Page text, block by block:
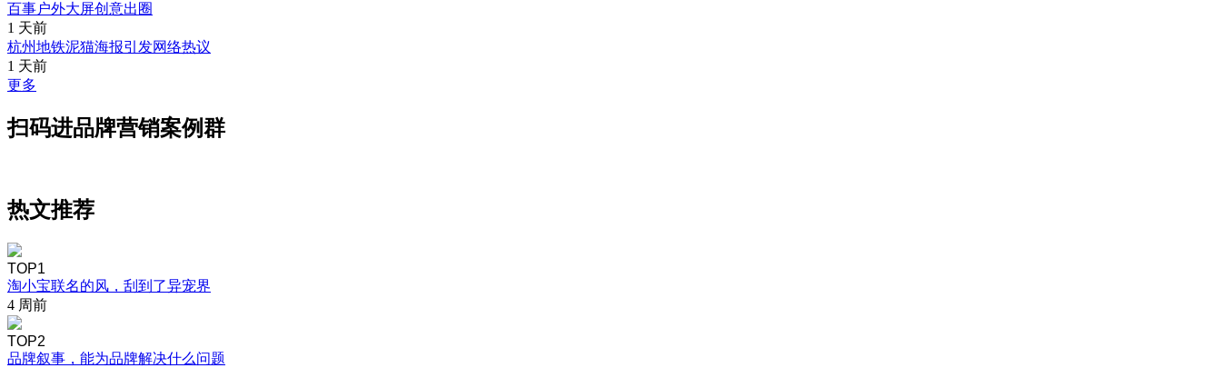
百事户外大屏创意出圈
1 天前
杭州地铁泥猫海报引发网络热议
1 天前
更多
扫码进品牌营销案例群
热文推荐
TOP1
淘小宝联名的风，刮到了异宠界
4 周前
TOP2
品牌叙事，能为品牌解决什么问题